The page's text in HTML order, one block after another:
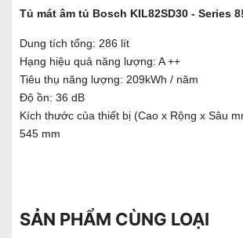
Tủ mát âm tủ Bosch KIL82SD30 - Series 8!
Dung tích tổng: 286 lít
Hạng hiệu quả năng lượng: A ++
Tiêu thụ năng lượng: 209kWh / năm
Độ ồn: 36 dB
Kích thước của thiết bị (Cao x Rộng x Sâu
545 mm
SẢN PHẨM CÙNG LOẠI